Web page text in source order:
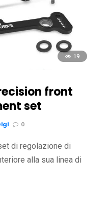
19
front
set
0
di regolazione di
alla sua linea di